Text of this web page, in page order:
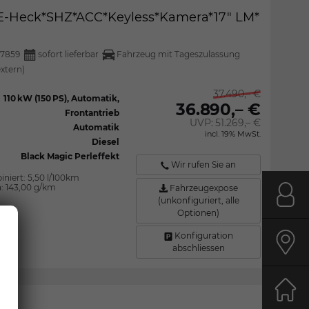
LM*
sofort lieferbar
Fahrzeug mit Tageszulassung
110 kW (150 PS), Automatik,
Frontantrieb
Automatik
Diesel
Black Magic Perleffekt
5,50 l/100km
143,00 g/km
37.490,– €
36.890,– €
UVP:51.269,– €
incl. 19% MwSt.
Wir rufen Sie an
Fahrzeugexpose
(unkonfiguriert, alle
Optionen)
Konfiguration
abschliessen